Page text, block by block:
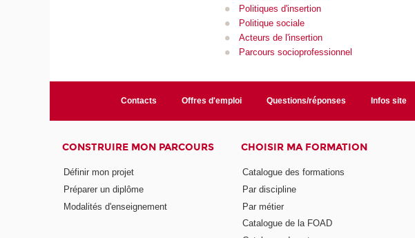
Politiques d'insertion
Politique sociale
Acteurs de l'insertion
Parcours socioprofessionnel
Contacts Offres d'emploi Questions/réponses Infos site
CONSTRUIRE MON PARCOURS
Définir mon projet
Préparer un diplôme
Modalités d'enseignement
CHOISIR MA FORMATION
Catalogue des formations
Par discipline
Par métier
Catalogue de la FOAD